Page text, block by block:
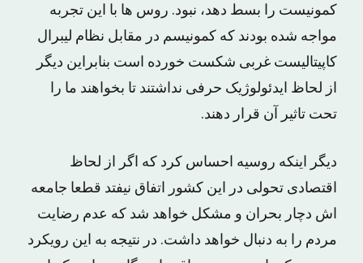
کمونیست را بسط دهد، نبود. روس ها با این تجربه
مواجه شده بودند که کمونیسم در مقابل نظام لیبرال
کاپیتالیست غربی شکست خورده است بنابراین دیگر
از لحاظ ایدئولوژیک حرفی نداشتند تا بخواهند ما را
تحت تاثیر آن قرار دهند.
دیگر اینکه روسیه احساس کرد که اگر از لحاظ
اقتصادی تحولی در این کشور اتفاق نیفتد قطعا جامعه
اش دچار بحران و مشکل خواهد شد که عدم رضایت
مردم را به دنبال خواهد داشت. در نتیجه به این رویکرد